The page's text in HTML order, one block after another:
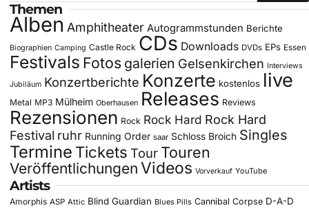
Themen
Alben Amphitheater Autogrammstunden Berichte
Biographien Camping Castle Rock CDs Downloads DVDs EPs Essen
Festivals Fotos galerien Gelsenkirchen Interviews
Jubiläum Konzertberichte Konzerte kostenlos live
Metal MP3 Mülheim Oberhausen Releases Reviews
Rezensionen Rock Rock Hard Rock Hard
Festival ruhr Running Order saar Schloss Broich Singles
Termine Tickets Tour Touren
Veröffentlichungen Videos Vorverkauf YouTube
Artists
Amorphis ASP Attic Blind Guardian Blues Pills Cannibal Corpse D-A-D